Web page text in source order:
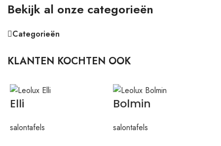
Bekijk al onze categorieën
Categorieën
KLANTEN KOCHTEN OOK
Elli
salontafels
Bolmin
salontafels